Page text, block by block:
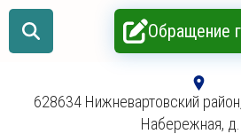
628634 Нижневартовский
Набережная,
Обращение